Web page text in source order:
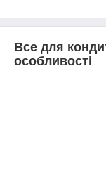
Все для
особливості